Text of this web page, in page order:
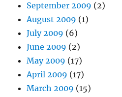
September 2009 (2)
August 2009 (1)
July 2009 (6)
June 2009 (2)
May 2009 (17)
April 2009 (17)
March 2009 (15)